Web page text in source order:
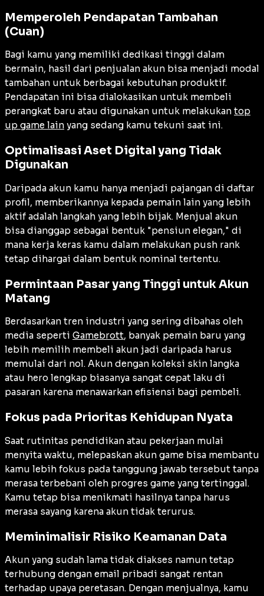
Memperoleh Pendapatan Tambahan
(Cuan)
Bagi kamu yang memiliki dedikasi tinggi dalam
bermain, hasil dari penjualan akun bisa menjadi modal
tambahan untuk berbagai kebutuhan produktif.
Pendapatan ini bisa dialokasikan untuk membeli
perangkat baru atau digunakan untuk melakukan top
up game lain yang sedang kamu tekuni saat ini.
Optimalisasi Aset Digital yang Tidak
Digunakan
Daripada akun kamu hanya menjadi pajangan di daftar
profil, memberikannya kepada pemain lain yang lebih
aktif adalah langkah yang lebih bijak. Menjual akun
bisa dianggap sebagai bentuk "pensiun elegan," di
mana kerja keras kamu dalam melakukan push rank
tetap dihargai dalam bentuk nominal tertentu.
Permintaan Pasar yang Tinggi untuk Akun
Matang
Berdasarkan tren industri yang sering dibahas oleh
media seperti Gamebrott, banyak pemain baru yang
lebih memilih membeli akun jadi daripada harus
memulai dari nol. Akun dengan koleksi skin langka
atau hero lengkap biasanya sangat cepat laku di
pasaran karena menawarkan efisiensi bagi pembeli.
Fokus pada Prioritas Kehidupan Nyata
Saat rutinitas pendidikan atau pekerjaan mulai
menyita waktu, melepaskan akun game bisa membantu
kamu lebih fokus pada tanggung jawab tersebut tanpa
merasa terbebani oleh progres game yang tertinggal.
Kamu tetap bisa menikmati hasilnya tanpa harus
merasa sayang karena akun tidak terurus.
Meminimalisir Risiko Keamanan Data
Akun yang sudah lama tidak diakses namun tetap
terhubung dengan email pribadi sangat rentan
terhadap upaya peretasan. Dengan menjualnya, kamu